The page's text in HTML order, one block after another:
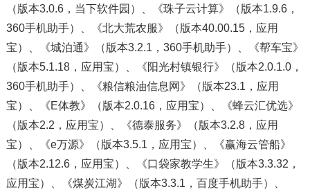
（版本3.0.6，当下软件园）、《珠子云计算》（版本1.9.6，
360手机助手）、《北大荒农服》（版本40.00.15，应用
宝）、《城泊通》（版本3.2.1，360手机助手）、《帮车宝》
（版本5.1.18，应用宝）、《阳光村镇银行》（版本2.0.1.0，
360手机助手）、《粮信粮油信息网》（版本23.1，应用
宝）、《E体教》（版本2.0.16，应用宝）、《蜂云汇优选》
（版本2.2，应用宝）、《德泰服务》（版本3.2.8，应用
宝）、《e万源》（版本3.5.1，应用宝）、《赢海云管船》
（版本2.12.6，应用宝）、《口袋家教学生》（版本3.3.32，
应用宝）、《煤炭江湖》（版本3.3.1，百度手机助手）、